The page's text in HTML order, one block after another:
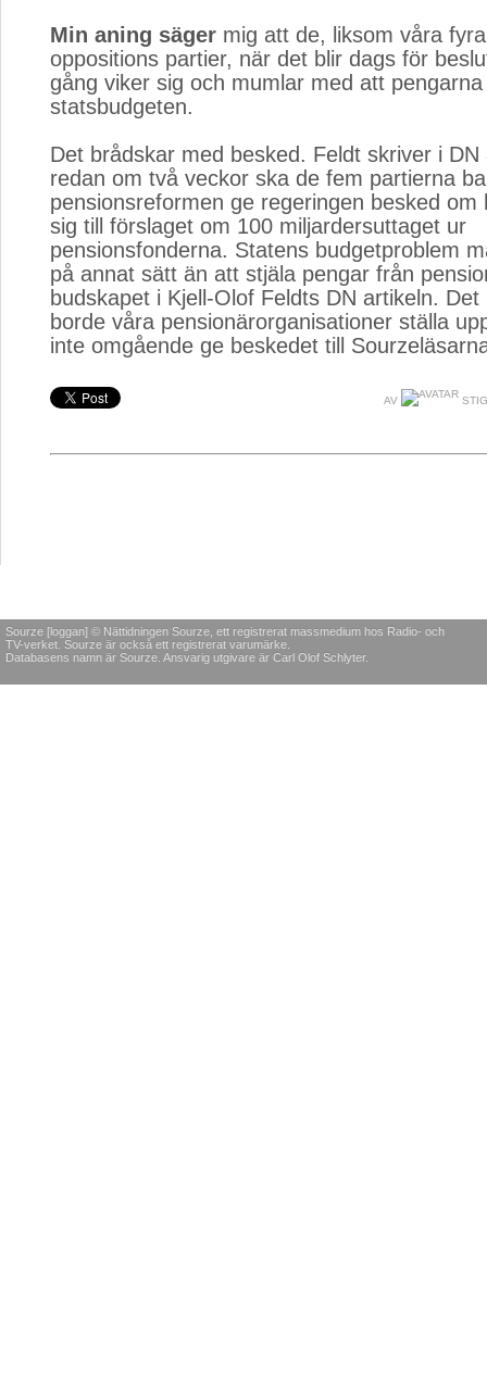
Min aning säger mig att de, liksom våra
oppositions partier, när det blir dags för
gång viker sig och mumlar med att
statsbudgeten.
Det brådskar med besked. Feldt skriver i DN
redan om två veckor ska de fem partierna
pensionsreformen ge regeringen besked om
sig till förslaget om 100 miljardersuttaget ur
pensionsfonderna. Statens budgetproblem
på annat sätt än att stjäla pengar från
budskapet i Kjell-Olof Feldts DN artikeln. Det
borde våra pensionärorganisationer ställa
inte omgående ge beskedet till
AV
Sourze [loggan] © Nättidningen Sourze, ett registrerat massmedium hos Radio- och
TV-verket. Sourze är också ett registrerat varumärke.
Databasens namn är Sourze. Ansvarig utgivare är Carl Olof Schlyter.